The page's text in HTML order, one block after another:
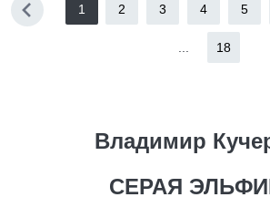
1 2 3 4 5
18
Владимир
СЕРАЯ